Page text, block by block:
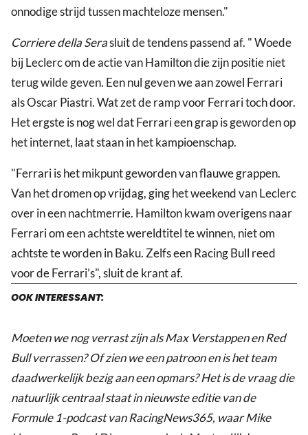
onnodige strijd tussen machteloze mensen."
Corriere della Serasluit de tendens passend af. " Woede
bij Leclerc om de actie van Hamilton die zijn positie niet
terug wilde geven. Een nul geven we aan zowel Ferrari
als Oscar Piastri. Wat zet de ramp voor Ferrari toch door.
Het ergste is nog wel dat Ferrari een grap is geworden op
het internet, laat staan in het kampioenschap.
"Ferrari is het mikpunt geworden van flauwe grappen.
Van het dromen op vrijdag, ging het weekend van Leclerc
over in een nachtmerrie. Hamilton kwam overigens naar
Ferrari om een achtste wereldtitel te winnen, niet om
achtste te worden in Baku. Zelfs een Racing Bull reed
voor de Ferrari’s", sluit de krant af.
OOK INTERESSANT:
Moeten we nog verrast zijn als Max Verstappen en Red
Bull verrassen? Of zien we een patroon en is het team
daadwerkelijk bezig aan een opmars? Het is de vraag die
natuurlijk centraal staat in nieuwste editie van de
Formule 1-podcast van RacingNews365, waar Mike